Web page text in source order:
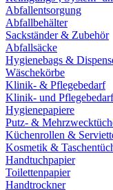
Abfallentsorgung
Abfallbehälter
Sackständer & Zubehör
Abfallsäcke
Hygienebags &
Wäschekörbe
Klinik- & Pflegebedarf
Klinik- und Pflegebedarf
Hygienepapiere
Putz- &
Küchenrollen &
Kosmetik &
Handtuchpapier
Toilettenpapier
Handtrockner